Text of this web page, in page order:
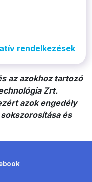
rendelkezések
az azokhoz tartozó
Zrt.
azok engedély
és